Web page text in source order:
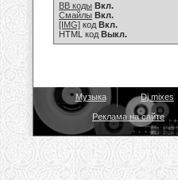
BB коды Вкл.
Смайлы Вкл.
[IMG] код Вкл.
HTML код Выкл.
Музыка Dj mixes
Реклама на сайте